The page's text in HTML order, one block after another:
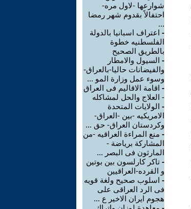
شوارعها -لاول مره-
احتفالاً بقدوم شهر رمضا
...
- اعتراف اسبانيا بالدولة
الفلسطنيه خطوة
بالطريق الصحيح
- السيول والامطار
والفيضانات حاليا-بالعراق-
وسوء عمل وزارة المو ...
- اقامة الاقاليم فى العراق
- العلاج والحل لمشاكله
- الولايات المتحدة
الامريكيه -بين -العراق-
وكردستان العراق- حق ...
- منع المراءة العراقيه -من
المشاركة برياضة -
المارثون فى البصر ...
- تاكر كارلسون بين بوتين
و القرده-العراقيين
- اسلوب صحيح ولغة قويه
فى الرد العراقى على
هجوم ايران الاخير ع ...